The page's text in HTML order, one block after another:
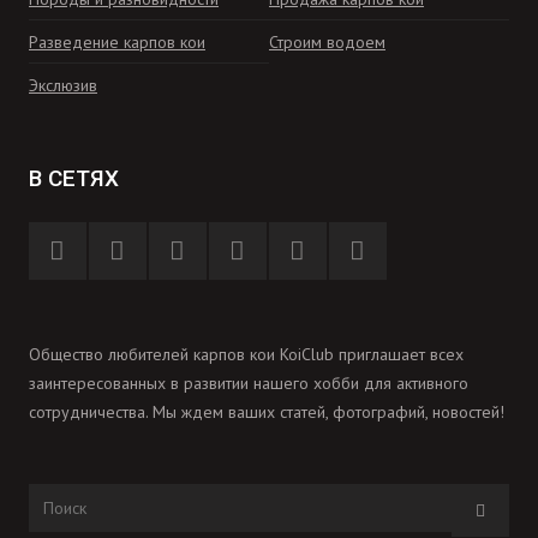
Разведение карпов кои
Строим водоем
Экслюзив
В СЕТЯХ
Общество любителей карпов кои KoiClub приглашает всех
заинтересованных в развитии нашего хобби для активного
сотрудничества. Мы ждем ваших статей, фотографий, новостей!